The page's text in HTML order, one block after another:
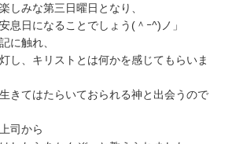
しみな第三日曜日となり、
息日になることでしょう(＾ｰ^)ノ」
に触れ、
し、キリストとは何かを感じてもらいま
きてはたらいておられる神と出会うので
司から